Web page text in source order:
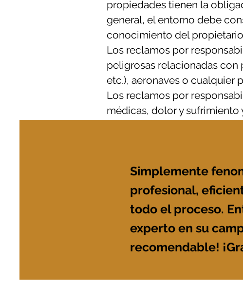
propiedades tienen la
general, el entorno debe
conocimiento del
Los reclamos por
peligrosas relacionadas con
etc.), aeronaves o cualquier
Los reclamos por
médicas, dolor y sufrimiento
Simplemente
profesional,
todo el proceso.
experto en su
recomendable!